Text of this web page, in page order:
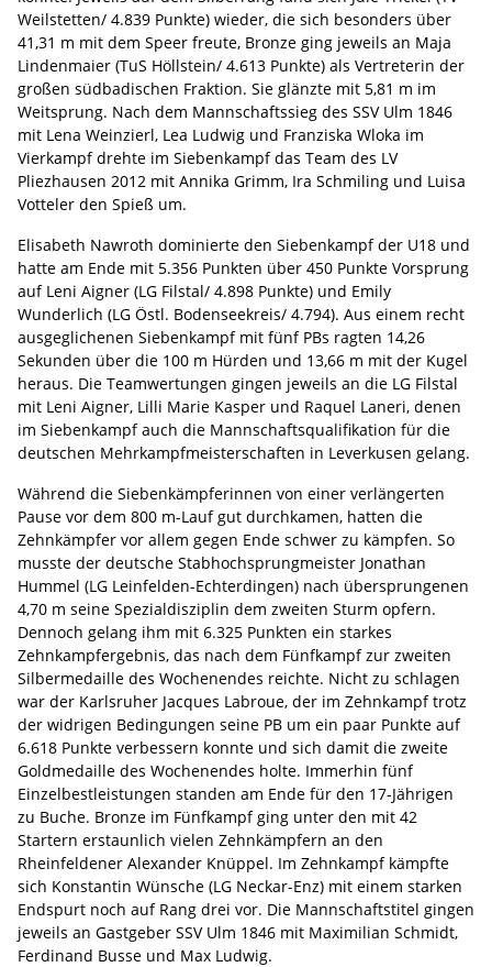
Weilstetten/ 4.839 Punkte) wieder, die sich besonders über
41,31 m mit dem Speer freute, Bronze ging jeweils an Maja
Lindenmaier (TuS Höllstein/ 4.613 Punkte) als Vertreterin der
großen südbadischen Fraktion. Sie glänzte mit 5,81 m im
Weitsprung. Nach dem Mannschaftssieg des SSV Ulm 1846
mit Lena Weinzierl, Lea Ludwig und Franziska Wloka im
Vierkampf drehte im Siebenkampf das Team des LV
Pliezhausen 2012 mit Annika Grimm, Ira Schmiling und Luisa
Votteler den Spieß um.
Elisabeth Nawroth dominierte den Siebenkampf der U18 und
hatte am Ende mit 5.356 Punkten über 450 Punkte Vorsprung
auf Leni Aigner (LG Filstal/ 4.898 Punkte) und Emily
Wunderlich (LG Östl. Bodenseekreis/ 4.794). Aus einem recht
ausgeglichenen Siebenkampf mit fünf PBs ragten 14,26
Sekunden über die 100 m Hürden und 13,66 m mit der Kugel
heraus. Die Teamwertungen gingen jeweils an die LG Filstal
mit Leni Aigner, Lilli Marie Kasper und Raquel Laneri, denen
im Siebenkampf auch die Mannschaftsqualifikation für die
deutschen Mehrkampfmeisterschaften in Leverkusen gelang.
Während die Siebenkämpferinnen von einer verlängerten
Pause vor dem 800 m-Lauf gut durchkamen, hatten die
Zehnkämpfer vor allem gegen Ende schwer zu kämpfen. So
musste der deutsche Stabhochsprungmeister Jonathan
Hummel (LG Leinfelden-Echterdingen) nach übersprungenen
4,70 m seine Spezialdisziplin dem zweiten Sturm opfern.
Dennoch gelang ihm mit 6.325 Punkten ein starkes
Zehnkampfergebnis, das nach dem Fünfkampf zur zweiten
Silbermedaille des Wochenendes reichte. Nicht zu schlagen
war der Karlsruher Jacques Labroue, der im Zehnkampf trotz
der widrigen Bedingungen seine PB um ein paar Punkte auf
6.618 Punkte verbessern konnte und sich damit die zweite
Goldmedaille des Wochenendes holte. Immerhin fünf
Einzelbestleistungen standen am Ende für den 17-Jährigen
zu Buche. Bronze im Fünfkampf ging unter den mit 42
Startern erstaunlich vielen Zehnkämpfern an den
Rheinfeldener Alexander Knüppel. Im Zehnkampf kämpfte
sich Konstantin Wünsche (LG Neckar-Enz) mit einem starken
Endspurt noch auf Rang drei vor. Die Mannschaftstitel gingen
jeweils an Gastgeber SSV Ulm 1846 mit Maximilian Schmidt,
Ferdinand Busse und Max Ludwig.